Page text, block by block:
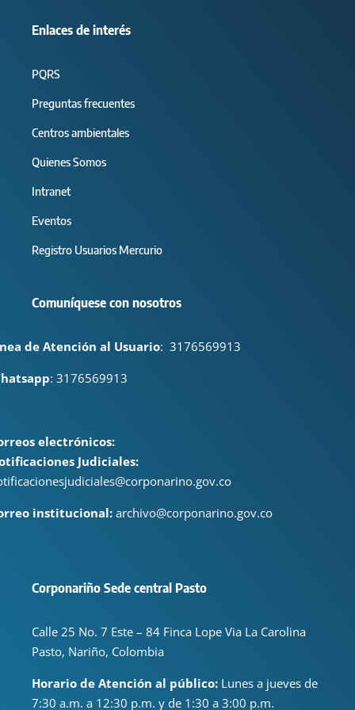
Enlaces de interés
PQRS
Preguntas frecuentes
Centros ambientales
Quienes Somos
Intranet
Eventos
Registro Usuarios Mercurio
Comuníquese con nosotros
de Atención al Usuario: 3176569913
: 3176569913
electrónicos:
Judiciales:
institucional: archivo@corponarino.gov.co
Corponariño Sede central Pasto
Calle 25 No. 7 Este – 84 Finca Lope Via La Carolina
Pasto, Nariño, Colombia
Horario de Atención al público: Lunes a jueves de
7:30 a.m. a 12:30 p.m. y de 1:30 a 3:00 p.m.